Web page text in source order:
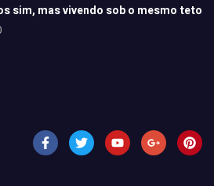
sim, mas vivendo sob o mesmo teto